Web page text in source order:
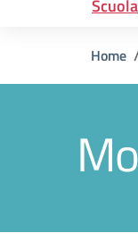
Scuola
Home